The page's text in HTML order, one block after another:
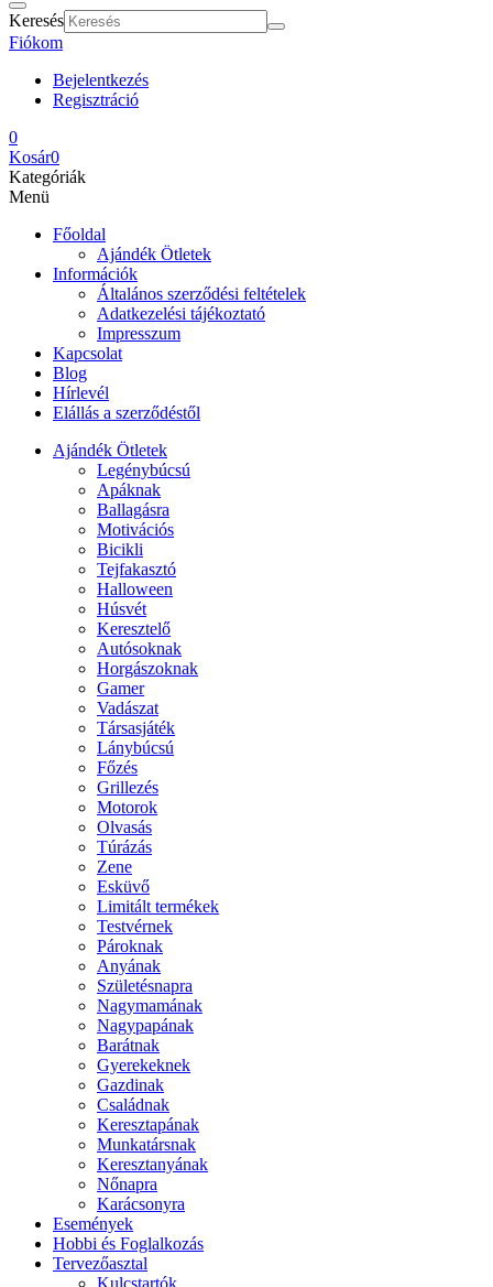
Keresés
Fiókom
Bejelentkezés
Regisztráció
0
Kosár0
Kategóriák
Menü
Főoldal
Ajándék Ötletek
Információk
Általános szerződési feltételek
Adatkezelési tájékoztató
Impresszum
Kapcsolat
Blog
Hírlevél
Elállás a szerződéstől
Ajándék Ötletek
Legénybúcsú
Apáknak
Ballagásra
Motivációs
Bicikli
Tejfakasztó
Halloween
Húsvét
Keresztelő
Autósoknak
Horgászoknak
Gamer
Vadászat
Társasjáték
Lánybúcsú
Főzés
Grillezés
Motorok
Olvasás
Túrázás
Zene
Esküvő
Limitált termékek
Testvérnek
Pároknak
Anyának
Születésnapra
Nagymamának
Nagypapának
Barátnak
Gyerekeknek
Gazdinak
Családnak
Keresztapának
Munkatársnak
Keresztanyának
Nőnapra
Karácsonyra
Események
Hobbi és Foglalkozás
Tervezőasztal
Kulcstartók